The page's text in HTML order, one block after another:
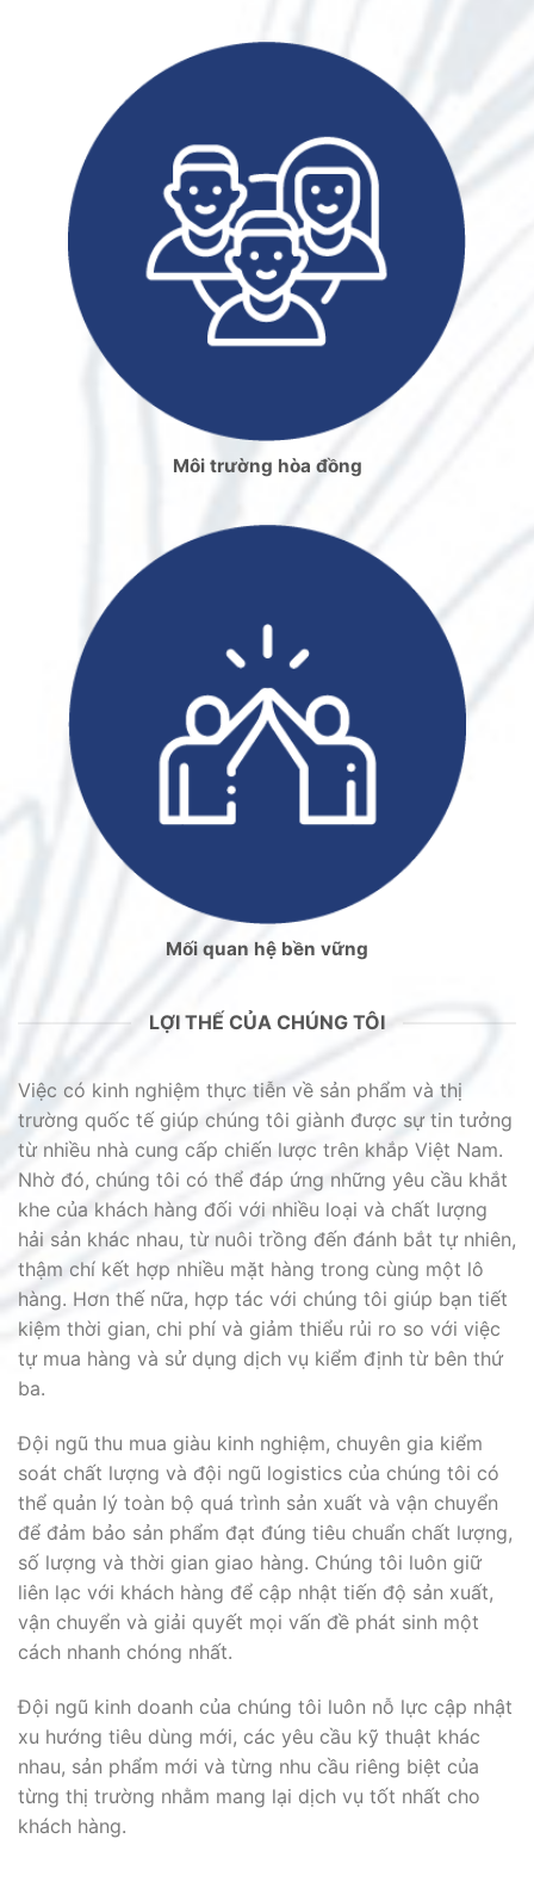
Môi trường hòa đồng
Mối quan hệ bền vững
LỢI THẾ CỦA CHÚNG TÔI
Việc có kinh nghiệm thực tiễn về sản phẩm và thị
trường quốc tế giúp chúng tôi giành được sự tin tưởng
từ nhiều nhà cung cấp chiến lược trên khắp Việt Nam.
Nhờ đó, chúng tôi có thể đáp ứng những yêu cầu khắt
khe của khách hàng đối với nhiều loại và chất lượng
hải sản khác nhau, từ nuôi trồng đến đánh bắt tự nhiên,
thậm chí kết hợp nhiều mặt hàng trong cùng một lô
hàng. Hơn thế nữa, hợp tác với chúng tôi giúp bạn tiết
kiệm thời gian, chi phí và giảm thiểu rủi ro so với việc
tự mua hàng và sử dụng dịch vụ kiểm định từ bên thứ
ba.
Đội ngũ thu mua giàu kinh nghiệm, chuyên gia kiểm
soát chất lượng và đội ngũ logistics của chúng tôi có
thể quản lý toàn bộ quá trình sản xuất và vận chuyển
để đảm bảo sản phẩm đạt đúng tiêu chuẩn chất lượng,
số lượng và thời gian giao hàng. Chúng tôi luôn giữ
liên lạc với khách hàng để cập nhật tiến độ sản xuất,
vận chuyển và giải quyết mọi vấn đề phát sinh một
cách nhanh chóng nhất.
Đội ngũ kinh doanh của chúng tôi luôn nỗ lực cập nhật
xu hướng tiêu dùng mới, các yêu cầu kỹ thuật khác
nhau, sản phẩm mới và từng nhu cầu riêng biệt của
từng thị trường nhằm mang lại dịch vụ tốt nhất cho
khách hàng.